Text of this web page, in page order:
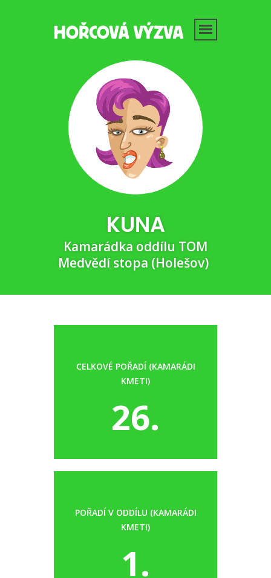
KUNA
Kamarádka oddílu TOM
Medvědí stopa (Holešov)
CELKOVÉ POŘADÍ (KAMARÁDI
KMETI)
26.
POŘADÍ V ODDÍLU (KAMARÁDI
KMETI)
1.